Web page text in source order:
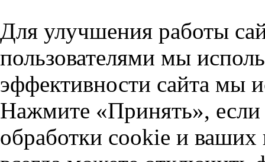
Для улучшения работы
пользователями мы
эффективности сайта мы
Нажмите «Принять», если
обработки cookie и